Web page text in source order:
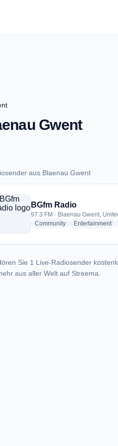
Gwent
aus Blaenau Gwent
aus Blaenau Gwent
BGfm Radio
97.3 FM · Blaenau Gwent,
Communityradio stations
Entertainment
Sie 1 Live-Radiosender
aus aller Welt auf Streema.